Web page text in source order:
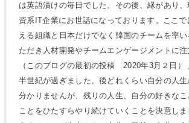
は英語漬けの毎日でした。その後、縁があり
資系IT企業にお世話になっております。ここ
える組織と日本だけでなく韓国のチームを率
ただき人材開発やチームエンゲージメントに注
（このブログの最初の投稿 2020年3月２日）
半世紀が過ぎました。後どれくらい自分の人
分かりませんが、残りの人生、自分の好きな
ことをひたすらやり続けていくことを決意し